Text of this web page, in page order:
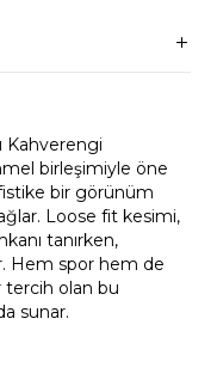
Kahverengi
birleşimiyle öne
bir görünüm
Loose fit kesimi,
tanırken,
Hem spor hem de
tercih olan bu
sunar.